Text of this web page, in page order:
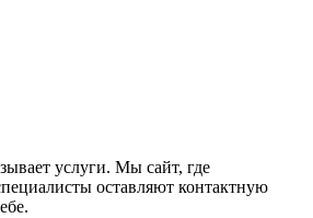
услуги. Мы сайт, где
оставляют контактную